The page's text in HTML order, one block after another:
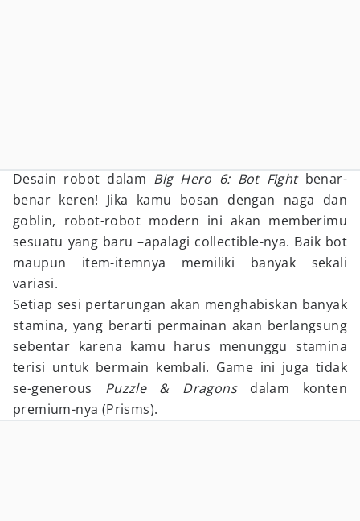
Desain robot dalam Big Hero 6: Bot Fightbenar-
benar keren! Jika kamu bosan dengan naga dan
goblin, robot-robot modern ini akan memberimu
sesuatu yang baru –apalagi collectible-nya. Baik bot
maupun item-itemnya memiliki banyak sekali
variasi.
Setiap sesi pertarungan akan menghabiskan banyak
stamina, yang berarti permainan akan berlangsung
sebentar karena kamu harus menunggu stamina
terisi untuk bermain kembali. Game ini juga tidak
se-generous Puzzle & Dragons dalam konten
premium-nya (Prisms).